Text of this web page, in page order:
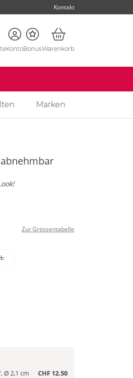
Kontakt
KontoBonusWarenkorb
Marken
Zur Grössentabelle
Ø 2,1 cm
CHF 12.50